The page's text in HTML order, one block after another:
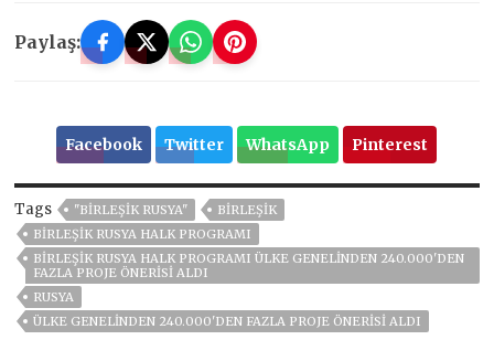
Paylaş:
Facebook Twitter WhatsApp Pinterest
Tags "BIRLEŞIK RUSYA"
BIRLEŞIK
BIRLEŞIK RUSYA HALK PROGRAMI
BIRLEŞIK RUSYA HALK PROGRAMI ÜLKE GENELINDEN 240.000'DEN
FAZLA PROJE ÖNERISI ALDI
RUSYA
ÜLKE GENELINDEN 240.000'DEN FAZLA PROJE ÖNERISI ALDI